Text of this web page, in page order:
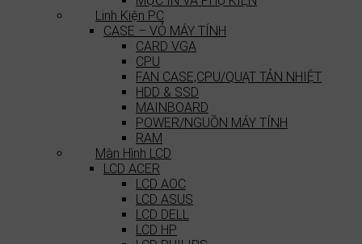
Linh Kiện PC
CASE – VỎ MÁY TÍNH
CARD VGA
CPU
FAN CASE,CPU/QUẠT TẢN NHIỆT
HDD & SSD
MAINBOARD
POWER/NGUỒN MÁY TÍNH
RAM
Màn Hình LCD
LCD ACER
LCD AOC
LCD ASUS
LCD DELL
LCD HP